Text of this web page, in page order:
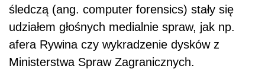
śledczą (ang. computer forensics) stały się
udziałem głośnych medialnie spraw, jak np.
afera Rywina czy wykradzenie dysków z
Ministerstwa Spraw Zagranicznych.